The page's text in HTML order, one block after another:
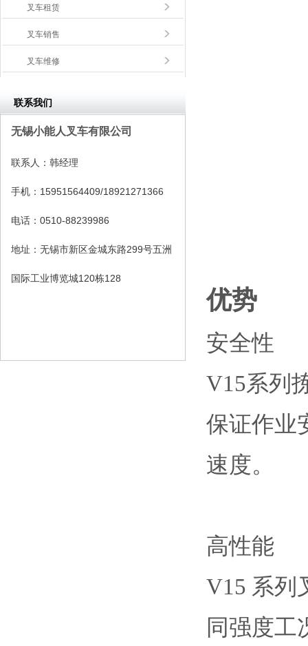
叉车租赁
叉车销售
叉车维修
联系我们
无锡小能人叉车有限公司
联系人： 韩经理
手机： 15951564409/18921271366
电话： 0510-88239986
地址： 无锡市新区金城东路299号五洲
国际工业博览城120栋128
优势
安全性
V15系列
保证作业
速度。
高性能
V15 系列
同强度工